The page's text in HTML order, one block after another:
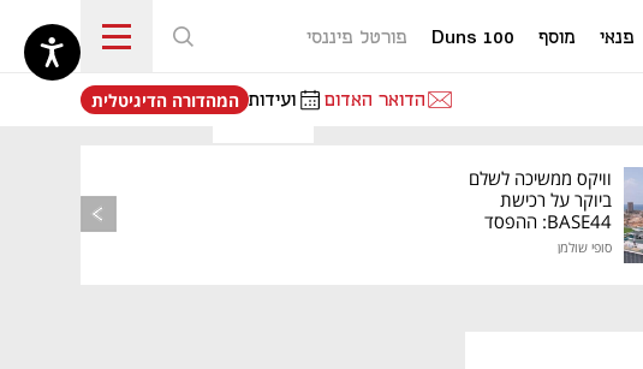
פנאי מוסף Duns 100 פורטל פיננסי
הדואר האדום ועידות
נפתח בכרטיסייה חדשה
המהדורה הדיגיטלית
וויקס ממשיכה לשלם
ביוקר על רכישת
BASE44: ההפסד
סופי שולמן